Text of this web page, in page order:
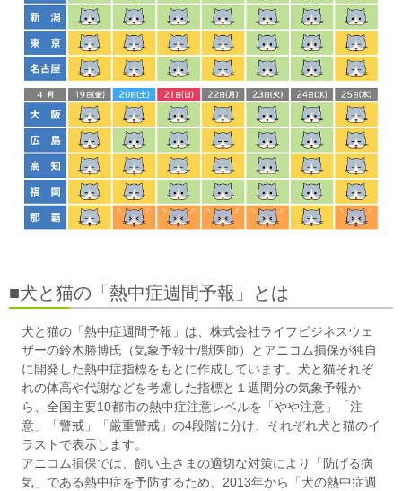
■犬と猫の「熱中症週間予報」とは
犬と猫の「熱中症週間予報」は、株式会社ライフビジネスウェ
ザーの鈴木勝博氏（気象予報士/獣医師）とアニコム損保が独自
に開発した熱中症指標をもとに作成しています。犬と猫それぞ
れの体高や代謝などを考慮した指標と１週間分の気象予報か
ら、全国主要10都市の熱中症注意レベルを「やや注意」「注
意」「警戒」「厳重警戒」の4段階に分け、それぞれ犬と猫のイ
ラストで表示します。
アニコム損保では、飼い主さまの適切な対策により「防げる病
気」である熱中症を予防するため、2013年から「犬の熱中症週